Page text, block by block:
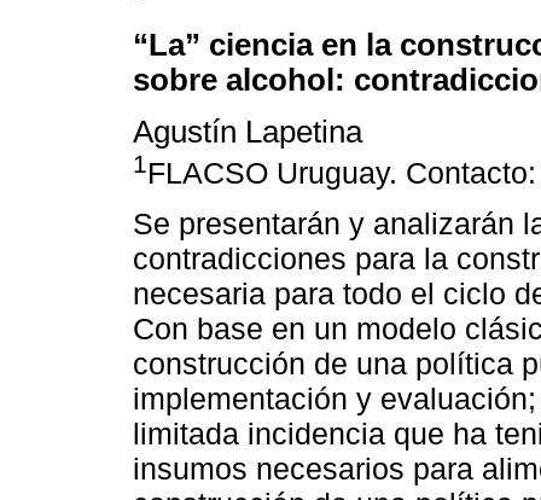
“La” ciencia en la
sobre alcohol:
Agustín Lapetina
1FLACSO Uruguay.
Se presentarán y analizarán
contradicciones para la
necesaria para todo el ciclo
Con base en un modelo
construcción de una política
implementación y
limitada incidencia que ha
insumos necesarios para